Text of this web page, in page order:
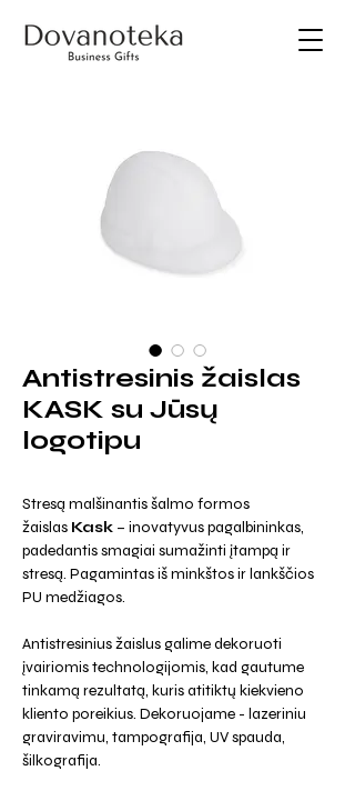
Antistresinis žaislas
KASK su Jūsų
logotipu
Stresą malšinantis šalmo formos
žaislas Kask – inovatyvus pagalbininkas,
padedantis smagiai sumažinti įtampą ir
stresą. Pagamintas iš minkštos ir lankščios
PU medžiagos.
Antistresinius žaislus galime dekoruoti
įvairiomis technologijomis, kad gautume
tinkamą rezultatą, kuris atitiktų kiekvieno
kliento poreikius. Dekoruojame - lazeriniu
graviravimu, tampografija, UV spauda,
šilkografija.